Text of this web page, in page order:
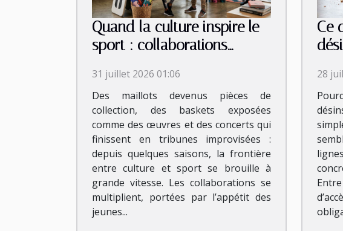
Quand la culture inspire le
sport : collaborations
émergentes
31 juillet 2026 01:06
Des maillots devenus pièces de
collection, des baskets exposées
comme des œuvres et des concerts qui
finissent en tribunes improvisées :
depuis quelques saisons, la frontière
entre culture et sport se brouille à
grande vitesse. Les collaborations se
multiplient, portées par l’appétit des
jeunes...
Ce
28